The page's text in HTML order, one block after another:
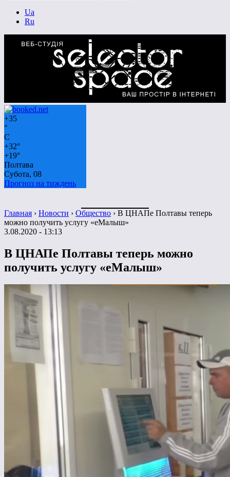
Ua
Ru
+35
°
C
+32°
+19°
Полтава
Субота, 08
Прогноз на тиждень
Главная › Новости › Общество › В ЦНАПе Полтавы теперь
можно получить услугу «еМалыш»
3.08.2020 - 13:13
В ЦНАПе Полтавы теперь можно
получить услугу «еМалыш»